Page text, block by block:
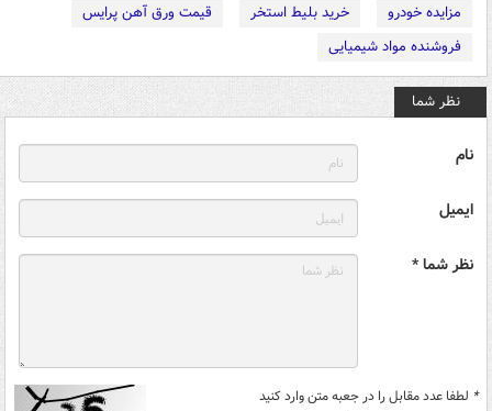
مزایده خودرو
خرید بلیط استخر
قیمت ورق آهن پرایس
فروشنده مواد شیمیایی
نظر شما
نام
ایمیل
نظر شما *
* لطفا عدد مقابل را در جعبه متن وارد کنید